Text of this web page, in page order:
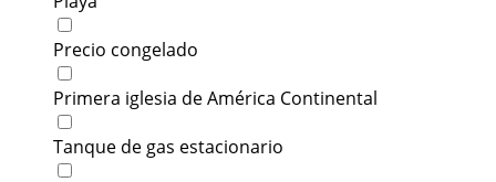
Precio congelado
Primera iglesia de América Continental
Tanque de gas estacionario